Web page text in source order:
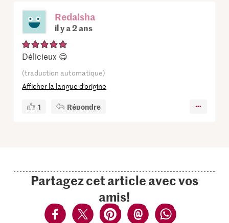
Redaisha
il y a 2 ans
Délicieux 😋
(traduction automatique)
Afficher la langue d’origine
1 Répondre
Partagez cet article avec vos
amis!